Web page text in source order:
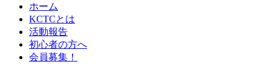
ホーム
KCTCとは
活動報告
初心者の方へ
会員募集！